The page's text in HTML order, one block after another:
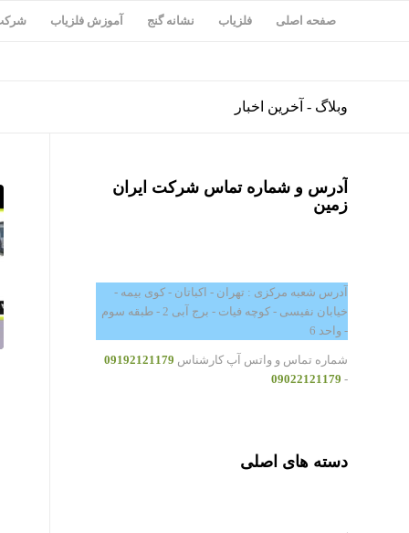
صفحه اصلی فلزیاب نشانه گنج آموزش فلزیاب
وبلاگ - آخرین اخبار
آدرس و شماره تماس شرکت ایران
زمین
آدرس شعبه مرکزی : تهران - اکباتان - کوی بیمه -
خیابان نفیسی - کوچه فیات - برج آبی 2 - طبقه سوم
- واحد 6
شماره تماس و واتس آپ کارشناس 09192121179
-
09022121179
دسته های اصلی